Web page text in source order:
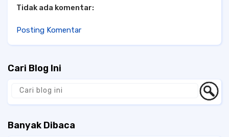
Tidak ada komentar:
Posting Komentar
Cari Blog Ini
Banyak Dibaca